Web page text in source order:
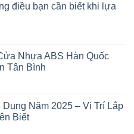
điều bạn cần biết khi lựa
Nhựa ABS Hàn Quốc
Tân Bình
Năm 2025 – Vị Trí Lắp
Biết